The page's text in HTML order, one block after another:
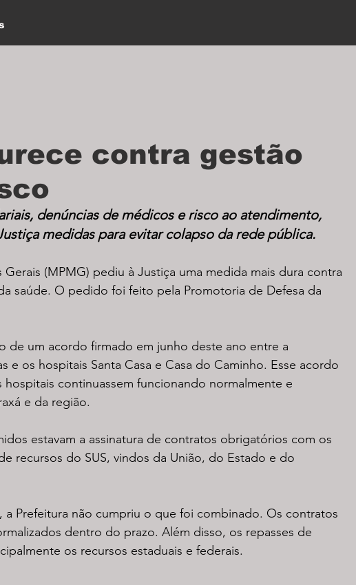
contra gestão
denúncias de médicos e risco ao atendimento,
medidas para evitar colapso da rede pública.
(MPMG) pediu à Justiça uma medida mais dura contra
saúde. O pedido foi feito pela Promotoria de Defesa da
de um acordo firmado em junho deste ano entre a
e os hospitais Santa Casa e Casa do Caminho. Esse acordo
continuassem funcionando normalmente e
e da região.
estavam a assinatura de contratos obrigatórios com os
recursos do SUS, vindos da União, do Estado e do
Prefeitura não cumpriu o que foi combinado. Os contratos
dentro do prazo. Além disso, os repasses de
os recursos estaduais e federais.